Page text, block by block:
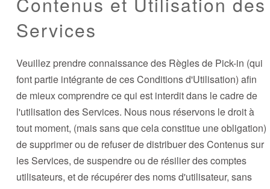
Services
Veuillez prendre connaissance des Règles de Pick-in (qui
font partie intégrante de ces Conditions d'Utilisation) afin
de mieux comprendre ce qui est interdit dans le cadre de
l'utilisation des Services. Nous nous réservons le droit à
tout moment, (mais sans que cela constitue une obligation)
de supprimer ou de refuser de distribuer des Contenus sur
les Services, de suspendre ou de résilier des comptes
utilisateurs, et de récupérer des noms d'utilisateur, sans